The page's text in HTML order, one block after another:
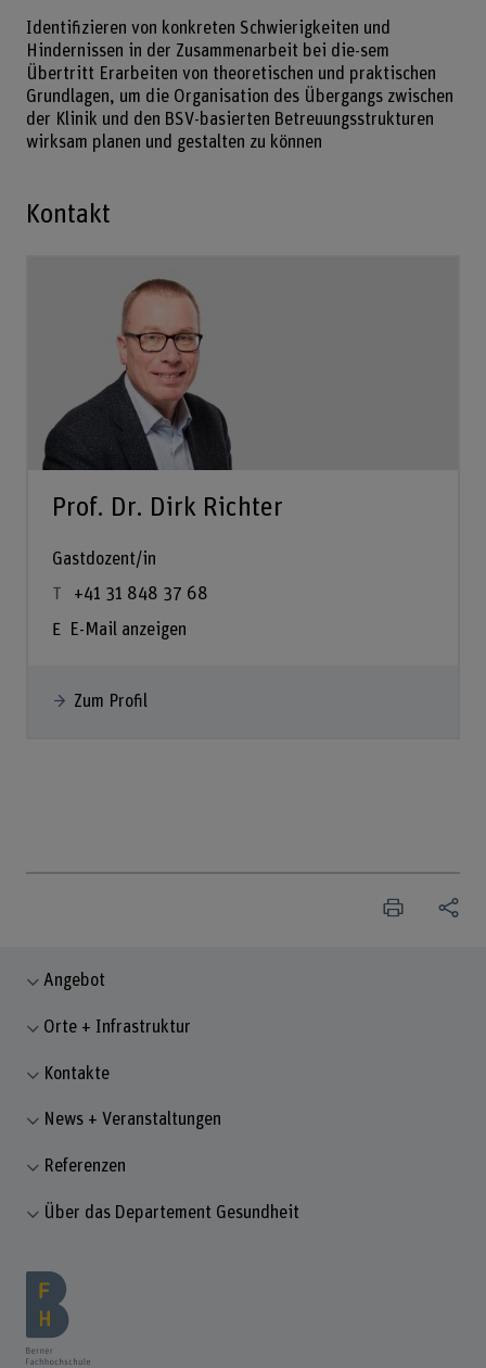
Identifizieren von konkreten Schwierigkeiten und
Hindernissen in der Zusammenarbeit bei die-sem
Übertritt Erarbeiten von theoretischen und praktischen
Grundlagen, um die Organisation des Übergangs zwischen
der Klinik und den BSV-basierten Betreuungsstrukturen
wirksam planen und gestalten zu können
Kontakt
Prof. Dr. Dirk Richter
Gastdozent/in
+41 31 848 37 68
E-Mail anzeigen
Zum Profil
Angebot
Orte + Infrastruktur
Kontakte
News + Veranstaltungen
Referenzen
Über das Departement Gesundheit